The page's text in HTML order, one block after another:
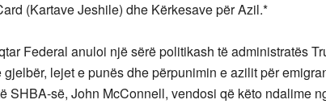
(Kartave Jeshile) dhe Kërkesave për Azil.*
Federal anuloi një sërë politikash të administratës
gjelbër, lejet e punës dhe përpunimin e azilit për
SHBA-së, John McConnell, vendosi që këto ndalime